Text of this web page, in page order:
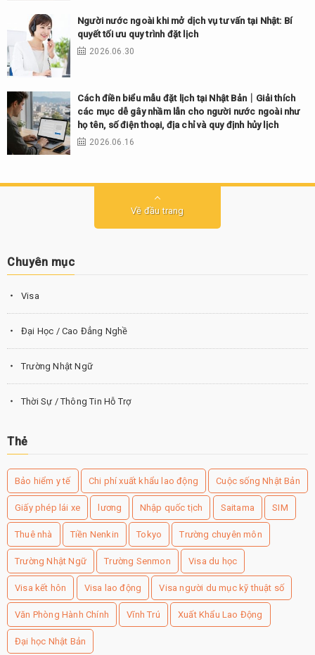
Người nước ngoài khi mở dịch vụ tư vấn tại Nhật: Bí
quyết tối ưu quy trình đặt lịch
2026.06.30
Cách điền biểu mẫu đặt lịch tại Nhật Bản｜Giải thích
các mục dễ gây nhầm lẫn cho người nước ngoài như
họ tên, số điện thoại, địa chỉ và quy định hủy lịch
2026.06.16
Về đầu trang
Chuyên mục
Visa
Đại Học / Cao Đẳng Nghề
Trường Nhật Ngữ
Thời Sự / Thông Tin Hỗ Trợ
Thẻ
Bảo hiểm y tế Chi phí xuất khẩu lao động Cuộc sống Nhật Bản
Giấy phép lái xe lương Nhập quốc tịch Saitama SIM
Thuê nhà Tiền Nenkin Tokyo Trường chuyên môn
Trường Nhật Ngữ Trường Senmon Visa du học
Visa kết hôn Visa lao động Visa người du mục kỹ thuật số
Văn Phòng Hành Chính Vĩnh Trú Xuất Khẩu Lao Động
Đại học Nhật Bản